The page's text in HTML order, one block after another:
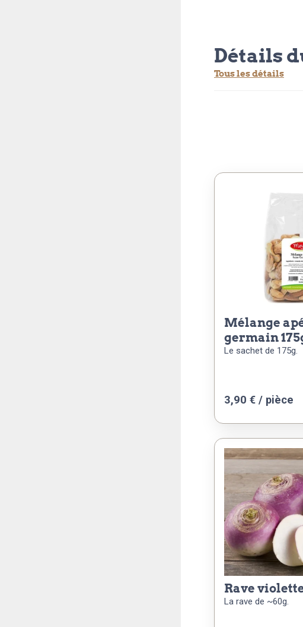
Détails
Tous les détails
mélange apéro saint
germain
Le sachet de 175g.
3,90 € / pièce
rave
La rave de ~60g.